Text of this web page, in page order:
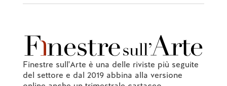
Finestre sull'Arte è una delle riviste più seguite
del settore e dal 2019 abbina alla versione